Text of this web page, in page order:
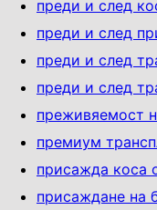
преди и след
преди и след
преди и след
преди и след
преживяемост
премиум
присажда коса
присаждане на